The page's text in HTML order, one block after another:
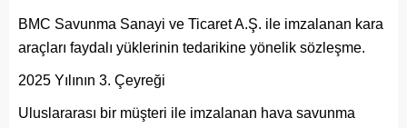
BMC Savunma Sanayi ve Ticaret A.Ş. ile imzalanan kara
araçları faydalı yüklerinin tedarikine yönelik sözleşme.
2025 Yılının 3. Çeyreği
Uluslararası bir müşteri ile imzalanan hava savunma